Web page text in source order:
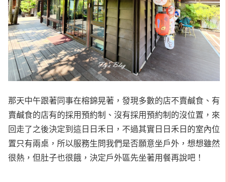
那天中午跟著同事在榕錦晃著，發現多數的店不賣鹹食、有
賣鹹食的店有的採用預約制、沒有採用預約制的沒位置，來
回走了之後決定到這日日禾日，不過其實日日禾日的室內位
置只有兩桌，所以服務生問我們是否願意坐戶外，想想雖然
很熱，但肚子也很餓，決定戶外區先坐著用餐再說吧！